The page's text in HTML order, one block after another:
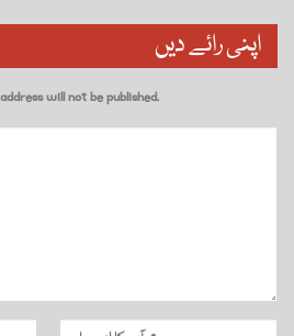
اپنی رائے دیں
will not be published.